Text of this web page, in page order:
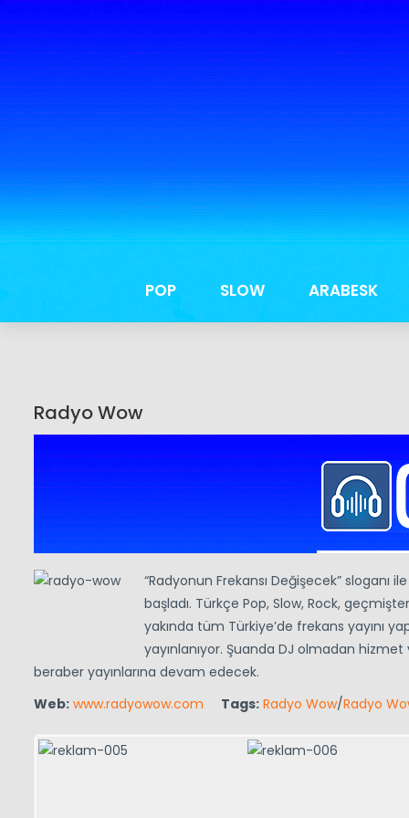
POP SLOW ARABESK
Radyo Wow
“Radyonun Frekansı Değişecek” sloganı
başladı. Türkçe Pop, Slow, Rock,
yakında tüm Türkiye’de frekans yayını
yayınlanıyor. Şuanda DJ olmadan
beraber yayınlarına devam edecek.
Web: www.radyowow.com Tags: Radyo Wow/Radyo